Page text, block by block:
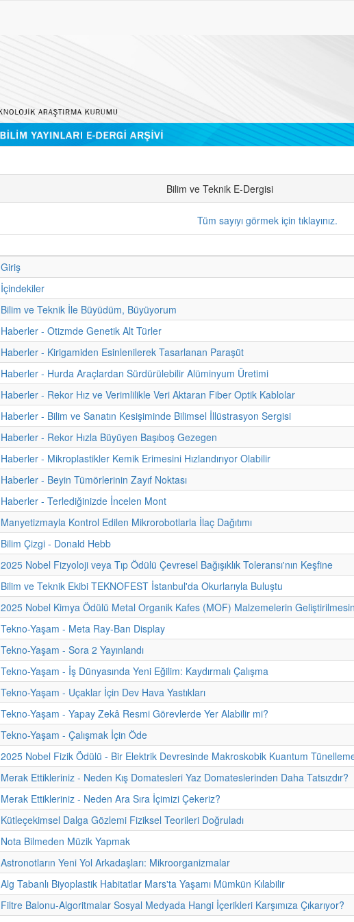
Bilim ve Teknik E-Dergisi
Tüm sayıyı görmek için tıklayınız.
Giriş
İçindekiler
Bilim ve Teknik İle Büyüdüm, Büyüyorum
Haberler - Otizmde Genetik Alt Türler
Haberler - Kirigamiden Esinlenilerek Tasarlanan Paraşüt
Haberler - Hurda Araçlardan Sürdürülebilir Alüminyum Üretimi
Haberler - Rekor Hız ve Verimlilikle Veri Aktaran Fiber Optik Kablolar
Haberler - Bilim ve Sanatın Kesişiminde Bilimsel İllüstrasyon Sergisi
Haberler - Rekor Hızla Büyüyen Başıboş Gezegen
Haberler - Mikroplastikler Kemik Erimesini Hızlandırıyor Olabilir
Haberler - Beyin Tümörlerinin Zayıf Noktası
Haberler - Terlediğinizde İncelen Mont
Manyetizmayla Kontrol Edilen Mikrorobotlarla İlaç Dağıtımı
Bilim Çizgi - Donald Hebb
2025 Nobel Fizyoloji veya Tıp Ödülü Çevresel Bağışıklık Toleransı'nın Keşfine
Bilim ve Teknik Ekibi TEKNOFEST İstanbul'da Okurlarıyla Buluştu
2025 Nobel Kimya Ödülü Metal Organik Kafes (MOF) Malzemelerin
Tekno-Yaşam - Meta Ray-Ban Display
Tekno-Yaşam - Sora 2 Yayınlandı
Tekno-Yaşam - İş Dünyasında Yeni Eğilim: Kaydırmalı Çalışma
Tekno-Yaşam - Uçaklar İçin Dev Hava Yastıkları
Tekno-Yaşam - Yapay Zekâ Resmi Görevlerde Yer Alabilir mi?
Tekno-Yaşam - Çalışmak İçin Öde
2025 Nobel Fizik Ödülü - Bir Elektrik Devresinde Makroskobik Kuantum
Merak Ettikleriniz - Neden Kış Domatesleri Yaz Domateslerinden Daha Tatsızdır?
Merak Ettikleriniz - Neden Ara Sıra İçimizi Çekeriz?
Kütleçekimsel Dalga Gözlemi Fiziksel Teorileri Doğruladı
Nota Bilmeden Müzik Yapmak
Astronotların Yeni Yol Arkadaşları: Mikroorganizmalar
Alg Tabanlı Biyoplastik Habitatlar Mars'ta Yaşamı Mümkün Kılabilir
Filtre Balonu-Algoritmalar Sosyal Medyada Hangi İçerikleri Karşımıza Çıkarıyor?